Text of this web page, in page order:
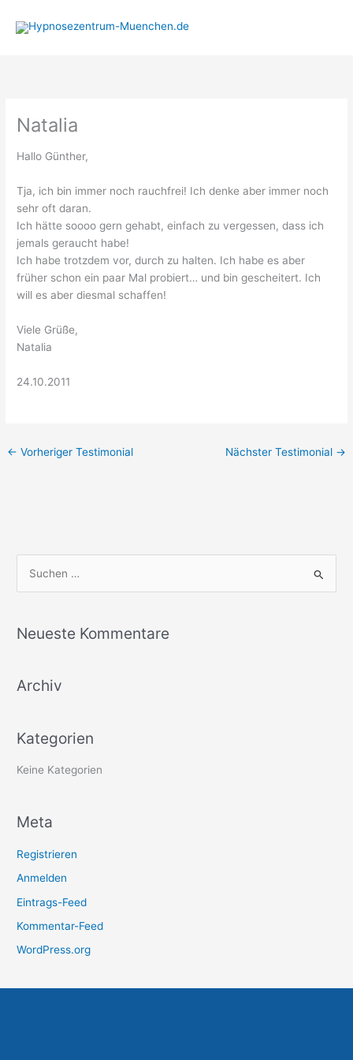
Inhalt
Natalia
Hallo Günther,
Tja, ich bin immer noch rauchfrei! Ich denke aber immer noch
sehr oft daran.
Ich hätte soooo gern gehabt, einfach zu vergessen, dass ich
jemals geraucht habe!
Ich habe trotzdem vor, durch zu halten. Ich habe es aber
früher schon ein paar Mal probiert… und bin gescheitert. Ich
will es aber diesmal schaffen!
Viele Grüße,
Natalia
24.10.2011
← Vorheriger Testimonial Nächster Testimonial →
h
n
c
h
Neueste Kommentare
Archiv
Kategorien
Keine Kategorien
Meta
Registrieren
Anmelden
Eintrags-Feed
Kommentar-Feed
WordPress.org